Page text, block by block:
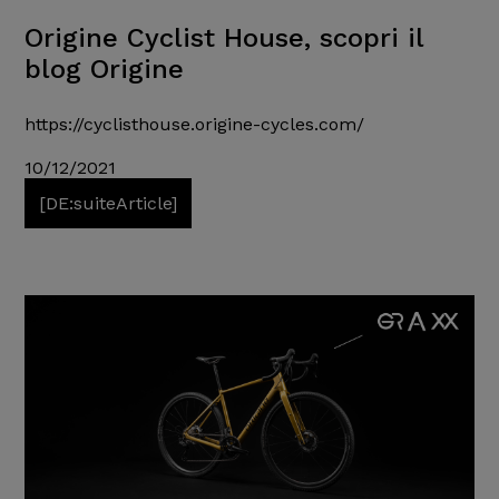
Origine Cyclist House, scopri il
blog Origine
https://cyclisthouse.origine-cycles.com/
10/12/2021
[DE:suiteArticle]